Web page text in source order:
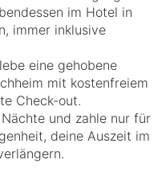
im Hotel in
immer inklusive
eine gehobene
mit kostenfreiem
Check-out.
und zahle nur für
deine Auszeit im